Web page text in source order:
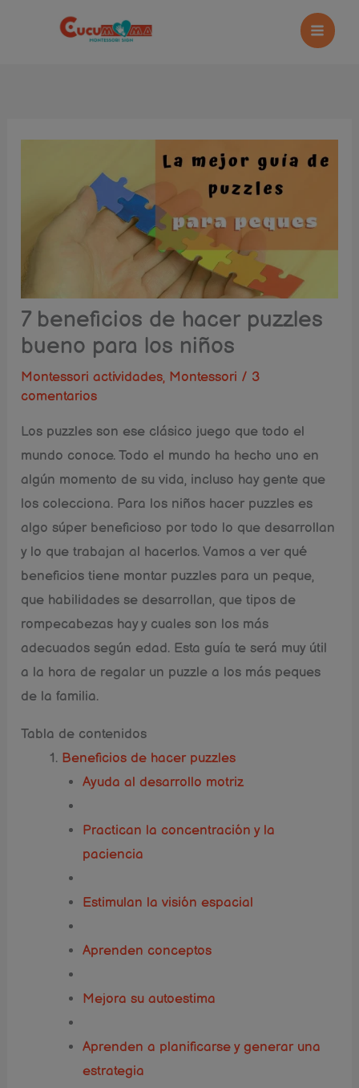
7 beneficios de hacer puzzles
bueno para los niños
Montessori actividades, Montessori / 3
comentarios
Los puzzles son ese clásico juego que todo el
mundo conoce. Todo el mundo ha hecho uno en
algún momento de su vida, incluso hay gente que
los colecciona. Para los niños hacer puzzles es
algo súper beneficioso por todo lo que desarrollan
y lo que trabajan al hacerlos. Vamos a ver qué
beneficios tiene montar puzzles para un peque,
que habilidades se desarrollan, que tipos de
rompecabezas hay y cuales son los más
adecuados según edad. Esta guía te será muy útil
a la hora de regalar un puzzle a los más peques
de la familia.
Tabla de contenidos
Beneficios de hacer puzzles
Ayuda al desarrollo motriz
Practican la concentración y la
paciencia
Estimulan la visión espacial
Aprenden conceptos
Mejora su autoestima
Aprenden a planificarse y generar una
estrategia